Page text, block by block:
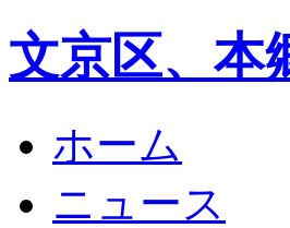
文京区、本
ホーム
ニュース